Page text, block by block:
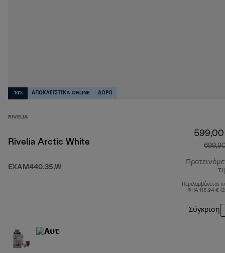
-14% ΑΠΟΚΛΕΙΣΤΙΚA ONLINE ΔΩΡΟ
RIVELIA
Rivelia Arctic White
EXAM440.35.W
Περιλαμβάνεται
ΦΠΑ 115,94 €
Σύγκριση